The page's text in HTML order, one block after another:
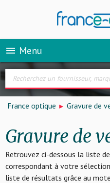
menu Menu
France optique Gravure de
Gravure de
Retrouvez ci-dessous la liste
correspondant à votre
liste de résultats grâce au